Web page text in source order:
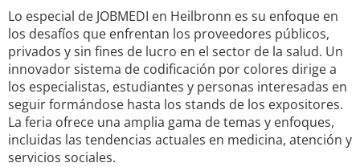
Lo especial de JOBMEDI en Heilbronn es su enfoque en
los desafíos que enfrentan los proveedores públicos,
privados y sin fines de lucro en el sector de la salud. Un
innovador sistema de codificación por colores dirige a
los especialistas, estudiantes y personas interesadas en
seguir formándose hasta los stands de los expositores.
La feria ofrece una amplia gama de temas y enfoques,
incluidas las tendencias actuales en medicina, atención y
servicios sociales.